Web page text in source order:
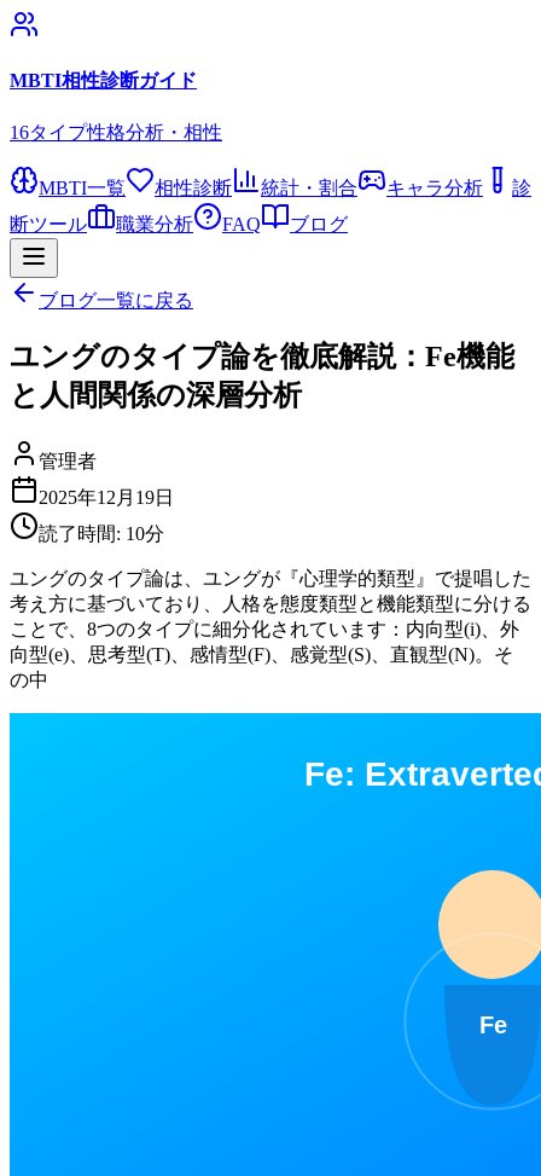
MBTI相性診断ガイド
16タイプ性格分析・相性
MBTI一覧 相性診断 統計・割合 キャラ分析
診
断ツール
職業分析 FAQ ブログ
ブログ一覧に戻る
ユングのタイプ論を徹底解説：Fe機能
と人間関係の深層分析
管理者
2025年12月19日
読了時間: 10分
ユングのタイプ論は、ユングが『心理学的類型』で提唱した
考え方に基づいており、人格を態度類型と機能類型に分ける
ことで、8つのタイプに細分化されています：内向型(i)、外
向型(e)、思考型(T)、感情型(F)、感覚型(S)、直観型(N)。そ
の中